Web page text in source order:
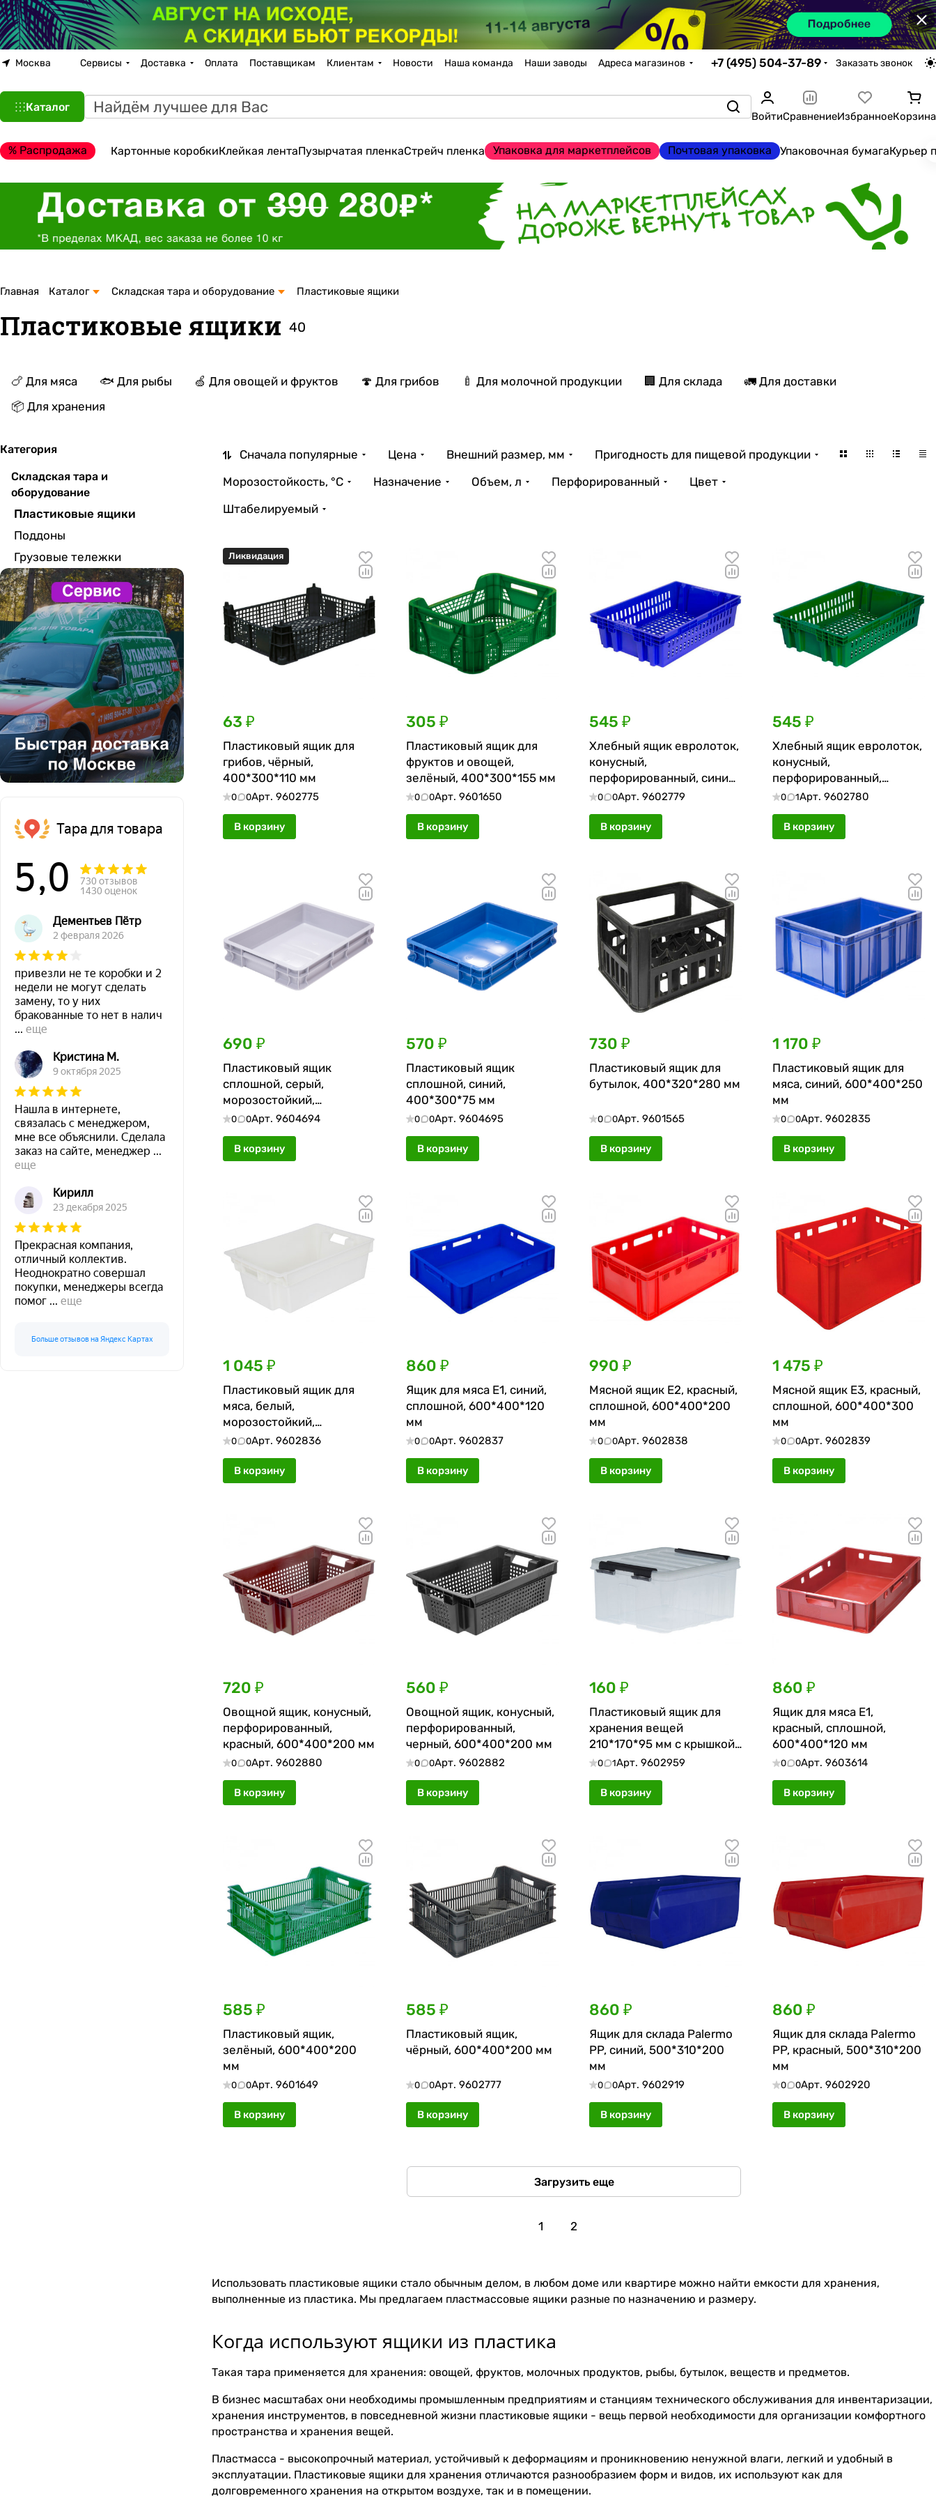
×
Москва Сервисы Доставка Оплата Поставщикам Клиентам Новости Наша команда Наши заводы Адреса магазинов +7 (495) 504-37-89 Заказать звонок
Каталог
ВойтиСравнениеИзбранноеКорзина
% Распродажа Картонные коробкиКлейкая лентаПузырчатая пленкаСтрейч пленка Упаковка для маркетплейсов Почтовая упаковка Упаковочная бумагаКурьер
Главная Каталог Складская тара и оборудование Пластиковые ящики
Пластиковые ящики 40
🍗 Для мяса 🐟 Для рыбы 🍏 Для овощей и фруктов 🍄 Для грибов 🍼 Для молочной продукции 🏢 Для склада
🚛 Для доставки
📦 Для хранения
Сначала популярные Цена Внешний размер, мм
Пригодность для пищевой продукции
Морозостойкость, °С
Назначение Объем, л Перфорированный
Цвет
Штабелируемый
Ликвидация
63 ₽
Пластиковый ящик для
грибов, чёрный,
400*300*110 мм
0 0Арт. 9602775
В корзину
305 ₽
Пластиковый ящик для
фруктов и овощей,
зелёный, 400*300*155 мм
0 0Арт. 9601650
В корзину
545 ₽
Хлебный ящик евролоток,
конусный,
перфорированный, синий,
600*400*152 мм
0 0Арт. 9602779
В корзину
545 ₽
Хлебный ящик евролоток,
конусный,
перфорированный,
зелёный, 600*400*152 мм
0 1Арт. 9602780
В корзину
690 ₽
Пластиковый ящик
сплошной, серый,
морозостойкий,
400*300*75 мм
0 0Арт. 9604694
В корзину
570 ₽
Пластиковый ящик
сплошной, синий,
400*300*75 мм
0 0Арт. 9604695
В корзину
730 ₽
Пластиковый ящик для
бутылок, 400*320*280 мм
0 0Арт. 9601565
В корзину
1 170 ₽
Пластиковый ящик для
мяса, синий, 600*400*250
мм
0 0Арт. 9602835
В корзину
1 045 ₽
Пластиковый ящик для
мяса, белый,
морозостойкий,
600*400*200 мм
0 0Арт. 9602836
В корзину
860 ₽
Ящик для мяса Е1, синий,
сплошной, 600*400*120
мм
0 0Арт. 9602837
В корзину
990 ₽
Мясной ящик Е2, красный,
сплошной, 600*400*200
мм
0 0Арт. 9602838
В корзину
1 475 ₽
Мясной ящик Е3, красный,
сплошной, 600*400*300
мм
0 0Арт. 9602839
В корзину
720 ₽
Овощной ящик, конусный,
перфорированный,
красный, 600*400*200 мм
0 0Арт. 9602880
В корзину
560 ₽
Овощной ящик, конусный,
перфорированный,
черный, 600*400*200 мм
0 0Арт. 9602882
В корзину
160 ₽
Пластиковый ящик для
хранения вещей
210*170*95 мм с крышкой
и клипсами, прозрачный
0 1Арт. 9602959
В корзину
860 ₽
Ящик для мяса Е1,
красный, сплошной,
600*400*120 мм
0 0Арт. 9603614
В корзину
585 ₽
Пластиковый ящик,
зелёный, 600*400*200
мм
0 0Арт. 9601649
В корзину
585 ₽
Пластиковый ящик,
чёрный, 600*400*200 мм
0 0Арт. 9602777
В корзину
860 ₽
Ящик для склада Palermo
PP, синий, 500*310*200
мм
0 0Арт. 9602919
В корзину
860 ₽
Ящик для склада Palermo
PP, красный, 500*310*200
мм
0 0Арт. 9602920
В корзину
Загрузить еще
1 2
Использовать пластиковые ящики стало обычным делом, в любом доме или квартире можно найти емкости для хранения,
выполненные из пластика. Мы предлагаем пластмассовые ящики разные по назначению и размеру.
Когда используют ящики из пластика
Такая тара применяется для хранения: овощей, фруктов, молочных продуктов, рыбы, бутылок, веществ и предметов.
В бизнес масштабах они необходимы промышленным предприятиям и станциям технического обслуживания для инвентаризации,
хранения инструментов, в повседневной жизни пластиковые ящики - вещь первой необходимости для организации комфортного
пространства и хранения вещей.
Пластмасса - высокопрочный материал, устойчивый к деформациям и проникновению ненужной влаги, легкий и удобный в
эксплуатации. Пластиковые ящики для хранения отличаются разнообразием форм и видов, их используют как для
долговременного хранения на открытом воздухе, так и в помещении.
Категория
Складская тара и
оборудование
Пластиковые ящики
Поддоны
Грузовые тележки
Тара для товара
5,0
730 отзывов
1430 оценок
Дементьев Пётр
2 февраля 2026
привезли не те коробки и 2
недели не могут сделать
замену, то у них
бракованные то нет в налич
... еще
Кристина М.
9 октября 2025
Нашла в интернете,
связалась с менеджером,
мне все объяснили. Сделала
заказ на сайте, менеджер ...
еще
Кирилл
23 декабря 2025
Прекрасная компания,
отличный коллектив.
Неоднократно совершал
покупки, менеджеры всегда
помог ... еще
Больше отзывов на Яндекс Картах